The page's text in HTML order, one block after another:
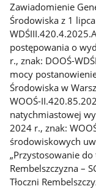
Zawiadomienie
Środowiska z 1
postępowania o
r., znak: DOOŚ-
mocy
Środowiska w
WOOŚ-
natychmiastowej
2024 r., znak:
środowiskowych
„Przystosowanie do
Rembelszczyzna –
Tłoczni